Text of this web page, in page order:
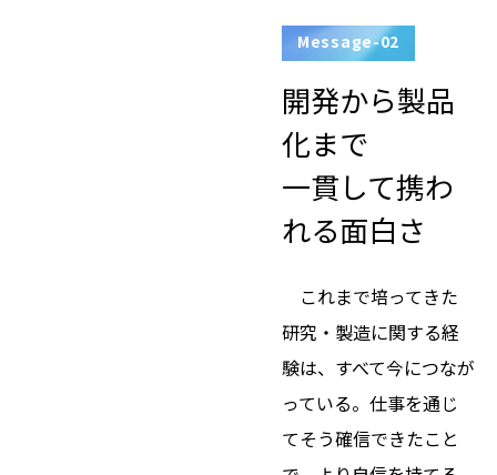
Message-02
開発から製品
化まで
一貫して携わ
れる面白さ
これまで培ってきた
研究・製造に関する経
験は、すべて今につなが
っている。仕事を通じ
てそう確信できたこと